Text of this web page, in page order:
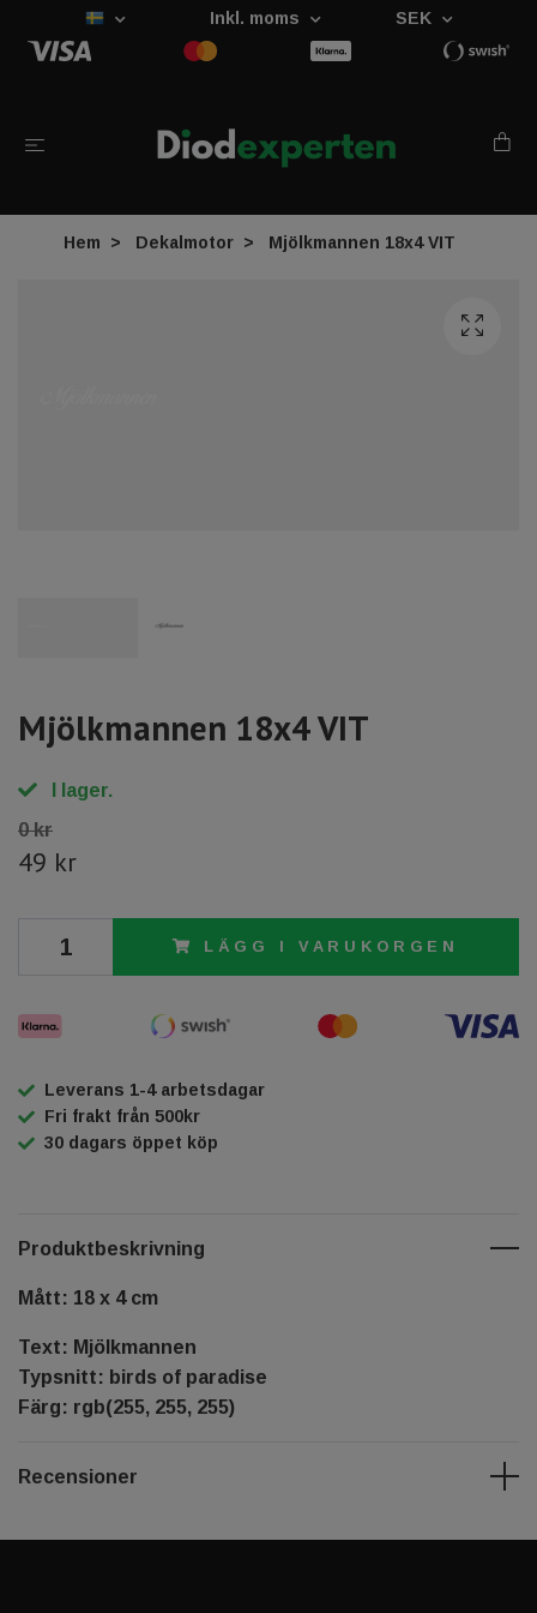
Inkl. moms SEK
Hem Dekalmotor Mjölkmannen 18x4 VIT
Mjölkmannen 18x4 VIT
I lager.
0 kr
49 kr
LÄGG I VARUKORGEN
Leverans 1-4 arbetsdagar
Fri frakt från 500kr
30 dagars öppet köp
Produktbeskrivning
Mått: 18 x 4 cm
Text: Mjölkmannen
Typsnitt: birds of paradise
Färg: rgb(255, 255, 255)
Recensioner